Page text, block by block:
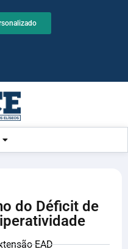
do Déficit de
EAD